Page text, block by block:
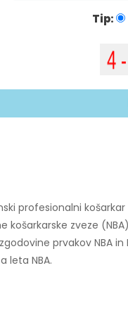
Tip:
profesionalni
košarkarske zveze
prvakov NBA
leta NBA.